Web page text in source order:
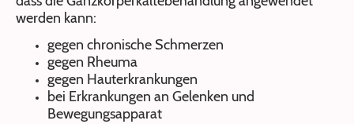
werden kann:
gegen chronische Schmerzen
gegen Rheuma
gegen Hauterkrankungen
bei Erkrankungen an Gelenken und
Bewegungsapparat